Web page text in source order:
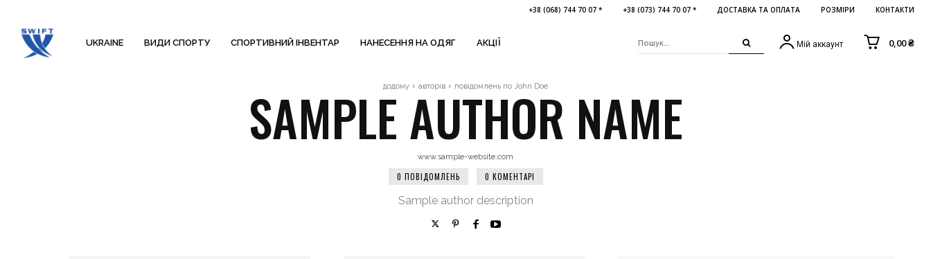
+38 (068) 744 70 07 * +38 (073) 744 70 07 * ДОСТАВКА ТА ОПЛАТА РОЗМІРИ КОНТАКТИ
UKRAINE ВИДИ СПОРТУ СПОРТИВНИЙ ІНВЕНТАР НАНЕСЕННЯ НА ОДЯГ АКЦІЇ Мій аккаунт 0,00 ₴
додому авторів повідомлень по John Doe
SAMPLE AUTHOR NAME
www.sample-website.com
0 ПОВІДОМЛЕНЬ 0 КОМЕНТАРІ
Sample author description